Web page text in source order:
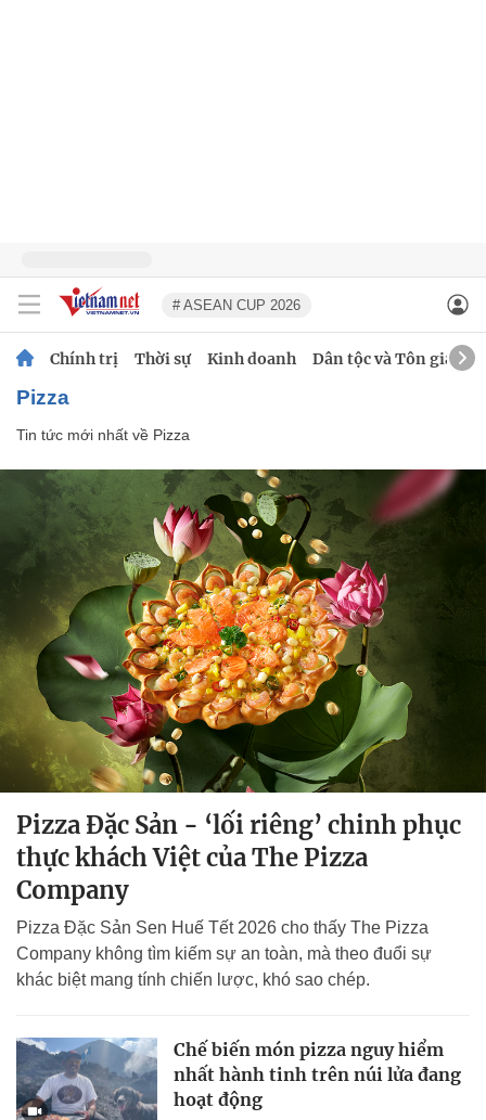
# ASEAN CUP 2026
Chính trị Thời sự Kinh doanh Dân tộc và Tôn giáo
Pizza
Tin tức mới nhất về Pizza
Pizza Đặc Sản - ‘lối riêng’ chinh phục
thực khách Việt của The Pizza
Company
Pizza Đặc Sản Sen Huế Tết 2026 cho thấy The Pizza
Company không tìm kiếm sự an toàn, mà theo đuổi sự
khác biệt mang tính chiến lược, khó sao chép.
Chế biến món pizza nguy hiểm
nhất hành tinh trên núi lửa đang
hoạt động